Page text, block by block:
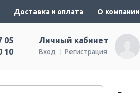
Доставка и оплата О компании
Личный кабинет
Вход Регистрация
05
10